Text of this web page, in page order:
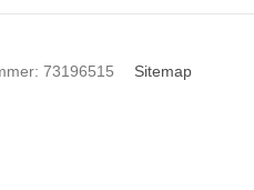
: 73196515 Sitemap